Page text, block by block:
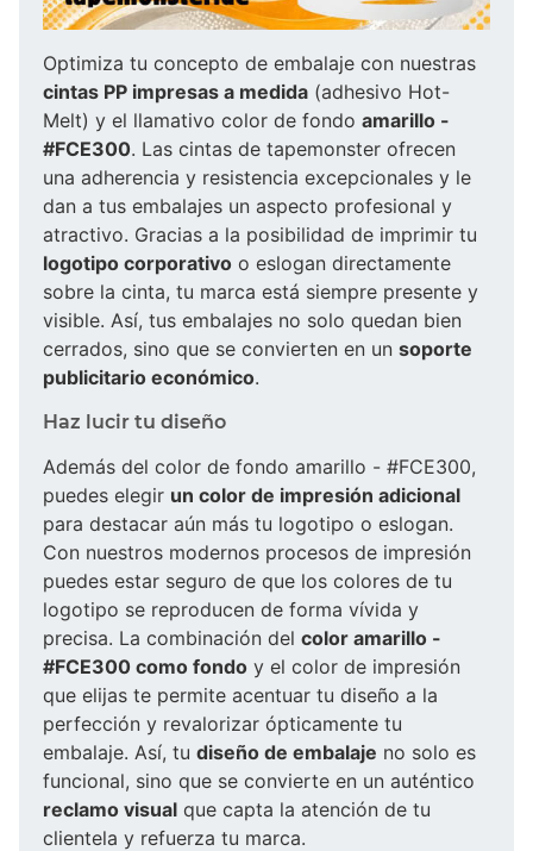
Optimiza tu concepto de embalaje con nuestras
cintas PP impresas a medida (adhesivo Hot-
Melt) y el llamativo color de fondo amarillo -
#FCE300. Las cintas de tapemonster ofrecen
una adherencia y resistencia excepcionales y le
dan a tus embalajes un aspecto profesional y
atractivo. Gracias a la posibilidad de imprimir tu
logotipo corporativo o eslogan directamente
sobre la cinta, tu marca está siempre presente y
visible. Así, tus embalajes no solo quedan bien
cerrados, sino que se convierten en un soporte
publicitario económico.
Haz lucir tu diseño
Además del color de fondo amarillo - #FCE300,
puedes elegir un color de impresión adicional
para destacar aún más tu logotipo o eslogan.
Con nuestros modernos procesos de impresión
puedes estar seguro de que los colores de tu
logotipo se reproducen de forma vívida y
precisa. La combinación del color amarillo -
#FCE300 como fondo y el color de impresión
que elijas te permite acentuar tu diseño a la
perfección y revalorizar ópticamente tu
embalaje. Así, tu diseño de embalaje no solo es
funcional, sino que se convierte en un auténtico
reclamo visual que capta la atención de tu
clientela y refuerza tu marca.